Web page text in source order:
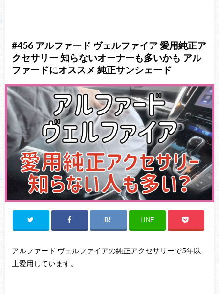
#456 アルファード ヴェルファイア 愛用純正ア
クセサリー 知らないオーナーも多いかも アル
ファードにオススメ 純正サンシェード
LINE
アルファード ヴェルファイアの純正アクセサリーで5年以
上愛用しています。